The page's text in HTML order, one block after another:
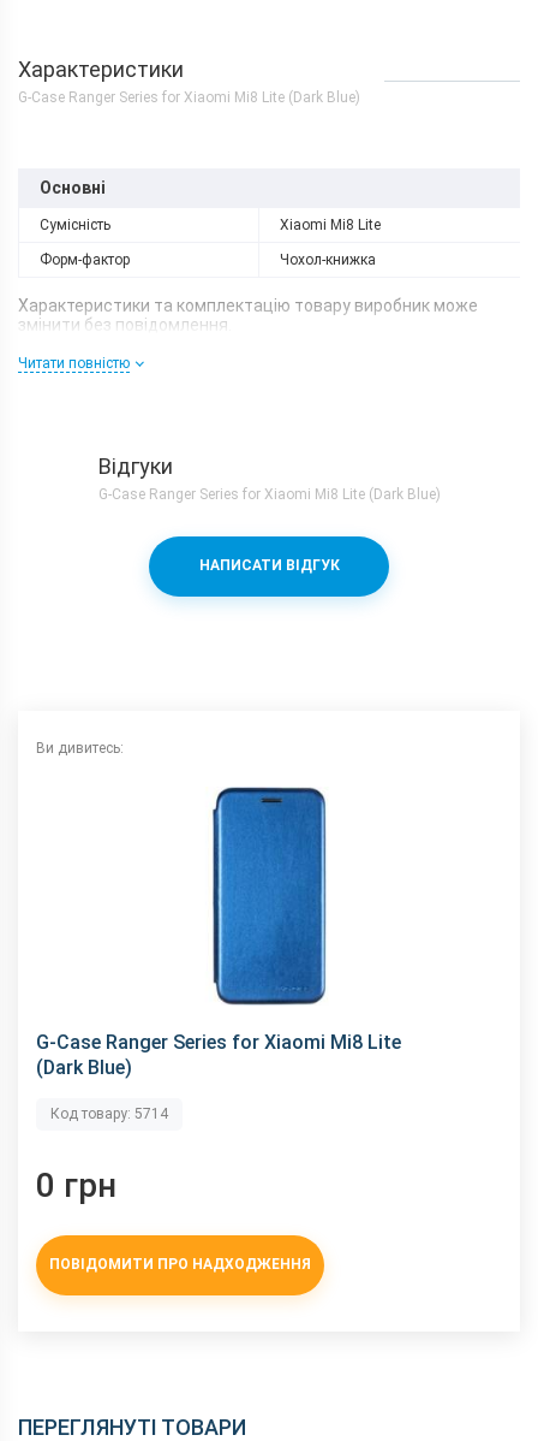
Характеристики
G-Case Ranger Series for Xiaomi Mi8 Lite (Dark Blue)
Основні
Сумісність Xiaomi Mi8 Lite
Форм-фактор Чохол-книжка
Характеристики та комплектацію товару виробник може
змінити без повідомлення.
Читати повністю
Відгуки
G-Case Ranger Series for Xiaomi Mi8 Lite (Dark Blue)
НАПИСАТИ ВІДГУК
Ви дивитесь:
G-Case Ranger Series for Xiaomi Mi8 Lite
(Dark Blue)
Код товару: 5714
0 грн
ПОВІДОМИТИ ПРО НАДХОДЖЕННЯ
ПЕРЕГЛЯНУТІ ТОВАРИ